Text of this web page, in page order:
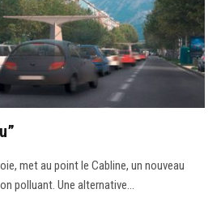
met au point le Cabline, un nouveau
polluant. Une alternative…